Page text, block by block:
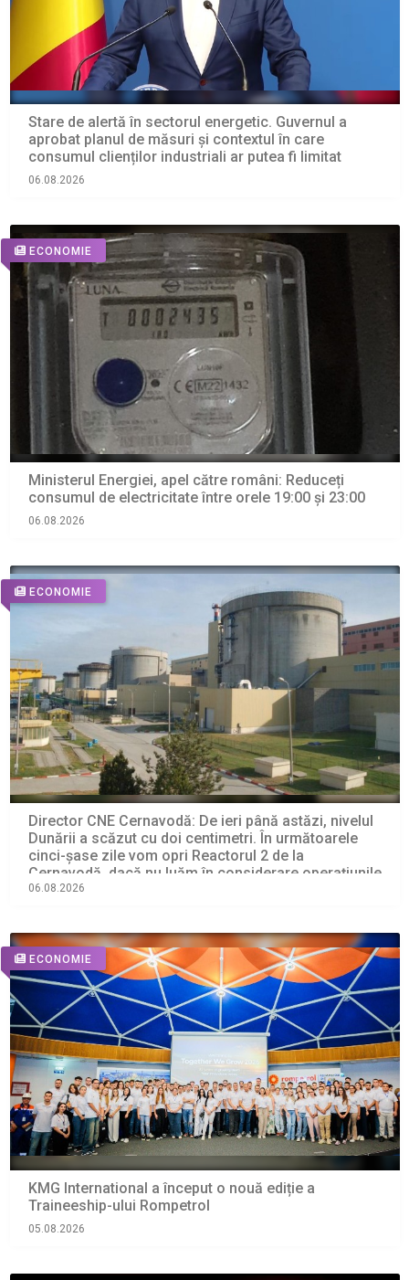
Stare de alertă în sectorul energetic. Guvernul a
aprobat planul de măsuri și contextul în care
consumul clienților industriali ar putea fi limitat
06.08.2026
ECONOMIE
Ministerul Energiei, apel către români: Reduceți
consumul de electricitate între orele 19:00 și 23:00
06.08.2026
ECONOMIE
Director CNE Cernavodă: De ieri până astăzi, nivelul
Dunării a scăzut cu doi centimetri. În următoarele
cinci-şase zile vom opri Reactorul 2 de la
Cernavodă, dacă nu luăm în considerare operaţiunile
de astăzi cu barjele
06.08.2026
ECONOMIE
KMG International a început o nouă ediție a
Traineeship-ului Rompetrol
05.08.2026